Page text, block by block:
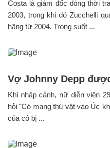
Costa là giám đốc dòng thời
2003, trong khi đó Zucchelli
hãng từ 2004. Trong suốt ...
Vợ Johnny Depp
Khi nhập cảnh, nữ diễn viên
hỏi "Có mang thú vật vào Úc
của cô bị ...